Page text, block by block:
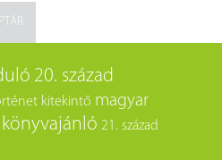
20. század
kitekintő magyar
könyvajánló 21. század